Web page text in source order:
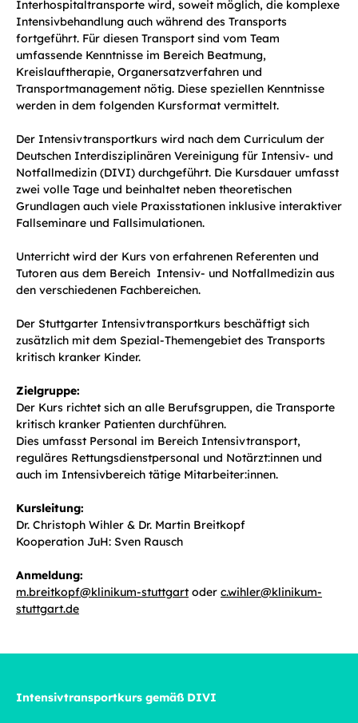
Interhospitaltransporte wird, soweit möglich, die komplexe
Intensivbehandlung auch während des Transports
fortgeführt. Für diesen Transport sind vom Team
umfassende Kenntnisse im Bereich Beatmung,
Kreislauftherapie, Organersatzverfahren und
Transportmanagement nötig. Diese speziellen Kenntnisse
werden in dem folgenden Kursformat vermittelt.
Der Intensivtransportkurs wird nach dem Curriculum der
Deutschen Interdisziplinären Vereinigung für Intensiv- und
Notfallmedizin (DIVI) durchgeführt. Die Kursdauer umfasst
zwei volle Tage und beinhaltet neben theoretischen
Grundlagen auch viele Praxisstationen inklusive interaktiver
Fallseminare und Fallsimulationen.
Unterricht wird der Kurs von erfahrenen Referenten und
Tutoren aus dem Bereich Intensiv- und Notfallmedizin aus
den verschiedenen Fachbereichen.
Der Stuttgarter Intensivtransportkurs beschäftigt sich
zusätzlich mit dem Spezial-Themengebiet des Transports
kritisch kranker Kinder.
Zielgruppe:
Der Kurs richtet sich an alle Berufsgruppen, die Transporte
kritisch kranker Patienten durchführen.
Dies umfasst Personal im Bereich Intensivtransport,
reguläres Rettungsdienstpersonal und Notärzt:innen und
auch im Intensivbereich tätige Mitarbeiter:innen.
Kursleitung:
Dr. Christoph Wihler & Dr. Martin Breitkopf
Kooperation JuH: Sven Rausch
Anmeldung:
m.breitkopf@klinikum-stuttgart oder c.wihler@klinikum-
stuttgart.de
Intensivtransportkurs gemäß DIVI